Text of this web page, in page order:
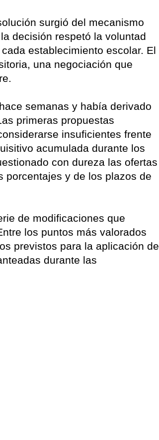
surgió del mecanismo
decisión respetó la voluntad
establecimiento escolar. El
una negociación que
semanas y había derivado
primeras propuestas
insuficientes frente
acumulada durante los
con dureza las ofertas
porcentajes y de los plazos de
de modificaciones que
los puntos más valorados
previstos para la aplicación de
durante las